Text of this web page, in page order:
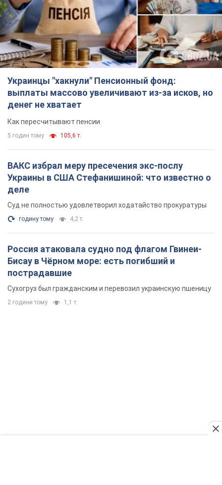
денег не хватает
Как пересчитывают пенсии
5 годин тому 105,6 т.
ВАКС избрал меру пресечения экс-послу
Украины в США Стефанишиной: что известно о
деле
Суд не полностью удовлетворил ходатайство прокуратуры
годину тому 4,2 т.
Россия атаковала судно под флагом Гвинеи-
Бисау в Чёрном море: есть погибший и
пострадавшие
Сухогруз был гражданским и перевозил украинскую пшеницу
2 години тому 1,1 т.